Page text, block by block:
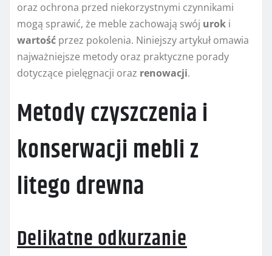
oraz ochrona przed niekorzystnymi czynnikami
mogą sprawić, że meble zachowają swój urok i
wartość przez pokolenia. Niniejszy artykuł omawia
najważniejsze metody oraz praktyczne porady
dotyczące pielęgnacji oraz renowacji.
Metody czyszczenia i
konserwacji mebli z
litego drewna
Delikatne odkurzanie